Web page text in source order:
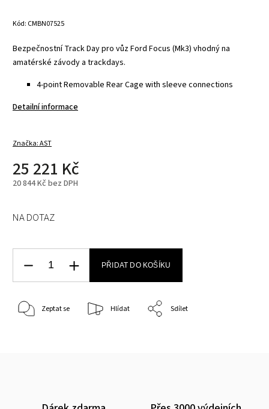
Kód: CMBN07525
Bezpečnostní Track Day pro vůz Ford Focus (Mk3) vhodný na
amatérské závody a trackdays.
4-point Removable Rear Cage with sleeve connections
Detailní informace
Značka:AST
25 221 Kč
20 844 Kč bez DPH
NA DOTAZ
PŘIDAT DO KOŠÍKU
Zeptat se Hlídat Sdílet